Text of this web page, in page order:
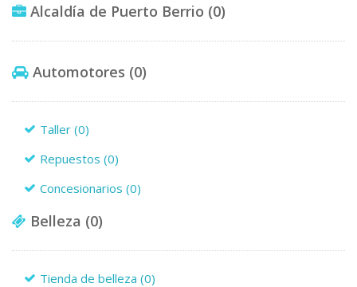
Alcaldía de Puerto Berrio (0)
Automotores (0)
Taller
(0)
Repuestos
(0)
Concesionarios
(0)
Belleza (0)
Tienda de belleza
(0)